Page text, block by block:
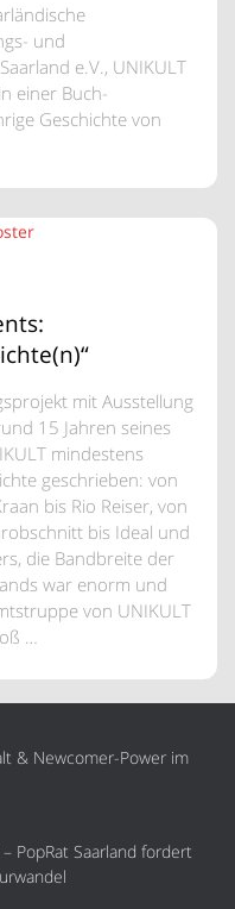
und
e.V., UNIKULT
einer Buch-
Geschichte von
mit Ausstellung
15 Jahren seines
mindestens
geschrieben: von
bis Rio Reiser, von
bis Ideal und
die Bandbreite der
war enorm und
von UNIKULT
…
& Newcomer-Power im
PopRat Saarland fordert